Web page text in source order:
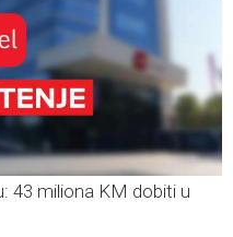
43 miliona KM dobiti u